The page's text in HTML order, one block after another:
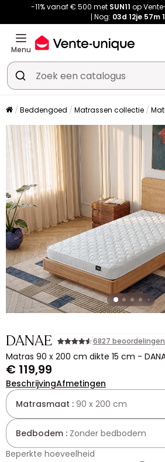
-11% vanaf € 500 met SUN11 op
Nog: 03d 12je 57m
Menu
Beddengoed Matrassen collectie
DANAE 6827 beoordelingen
Matras 90 x 200 cm dikte 15 cm -
€ 119,99
BeschrijvingAfmetingen
Matrasmaat : 90 x 200 cm
Bedbodem : Zonder bedbodem
Beperkte hoeveelheid